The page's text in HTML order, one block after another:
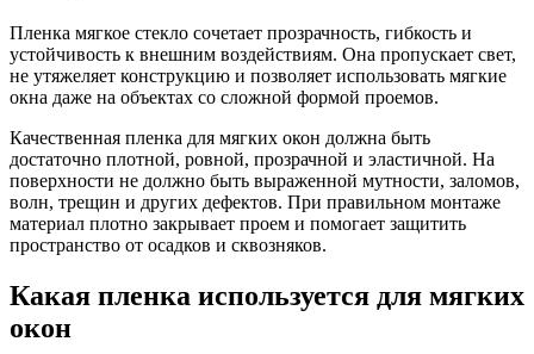
Пленка мягкое стекло сочетает прозрачность, гибкость и
устойчивость к внешним воздействиям. Она пропускает свет,
не утяжеляет конструкцию и позволяет использовать мягкие
окна даже на объектах со сложной формой проемов.
Качественная пленка для мягких окон должна быть
достаточно плотной, ровной, прозрачной и эластичной. На
поверхности не должно быть выраженной мутности, заломов,
волн, трещин и других дефектов. При правильном монтаже
материал плотно закрывает проем и помогает защитить
пространство от осадков и сквозняков.
Какая пленка используется для мягких
окон